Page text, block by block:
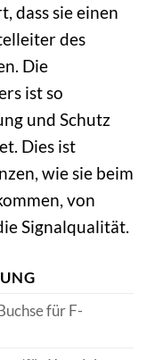
dass sie einen
des
Die
ist so
und Schutz
Dies ist
wie sie beim
von
Signalqualität.
für F-